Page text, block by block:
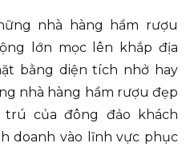
nhà hàng hầm rượu
lớn mọc lên khắp địa
bằng diện tích nhở hay
nhà hàng hầm rượu đẹp
của đông đảo khách
doanh vào lĩnh vực phục